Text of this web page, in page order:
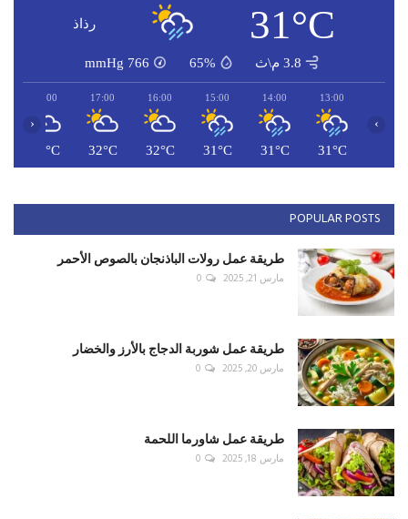
31°C رذاذ
3.8 م\ث 65%
766
mmHg
13:00
31°C
14:00
31°C
15:00
31°C
16:00
32°C
17:00
32°C
18:00
31°C
‹ ›
POPULAR POSTS
طريقة عمل رولات الباذنجان بالصوص الأحمر
مارس 21, 2025 0
طريقة عمل شوربة الدجاج بالأرز والخضار
مارس 20, 2025 0
طريقة عمل شاورما اللحمة
مارس 18, 2025 0